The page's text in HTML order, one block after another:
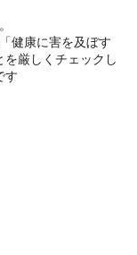
健康に害を及ぼす
厳しくチェックし
す